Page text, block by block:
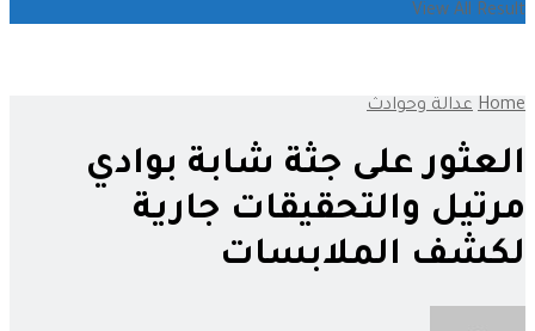
View All Result
Home عدالة وحوادث
العثور على جثة شابة بوادي
مرتيل والتحقيقات جارية
لكشف الملابسات